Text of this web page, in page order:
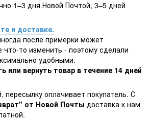
1–3 дня Новой Почтой, 3–5 дней
и доставке.
после примерки может
что-то изменить - поэтому сделали
удобными.
или вернуть товар в течение 14 дней
оплачивает покупатель. С
от Новой Почты доставка к нам